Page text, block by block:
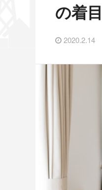
の着
2020.2.14